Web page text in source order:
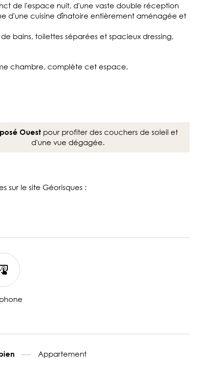
de l'espace nuit, d'une vaste double réception
d'une cuisine dînatoire entièrement aménagée et
bains, toilettes séparées et spacieux dressing,
chambre, complète cet espace.
Ouestpour profiter des couchers de soleil et
d'une vue dégagée.
sur le site Géorisques :
Appartement